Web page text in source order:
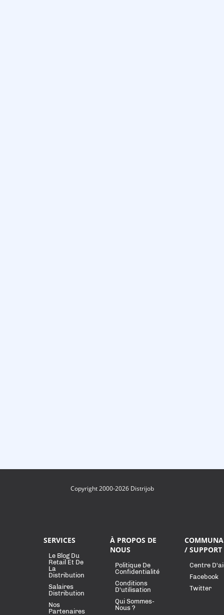
Copyright 2000-2026 Distrijob
SERVICES
Le Blog Du
Retail Et De
La
Distribution
Salaires
Distribution
Nos
Partenaires
À PROPOS DE
NOUS
Politique De
Confidentialité
Conditions
D'utilisation
Qui Sommes-
Nous ?
/ SUPPORT
Centre
Facebook
Twitter